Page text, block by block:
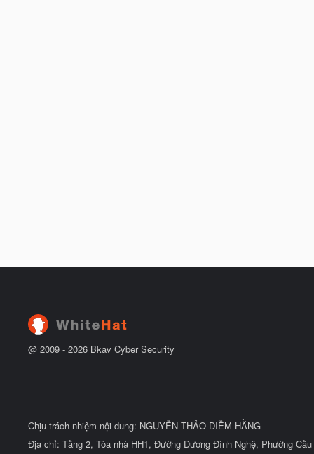
@ 2009 - 2026 Bkav Cyber Security
Chịu trách nhiệm nội dung: NGUYỄN THẢO DIỄM HẰNG
Địa chỉ: Tầng 2, Tòa nhà HH1, Đường Dương Đình Nghệ, Phường